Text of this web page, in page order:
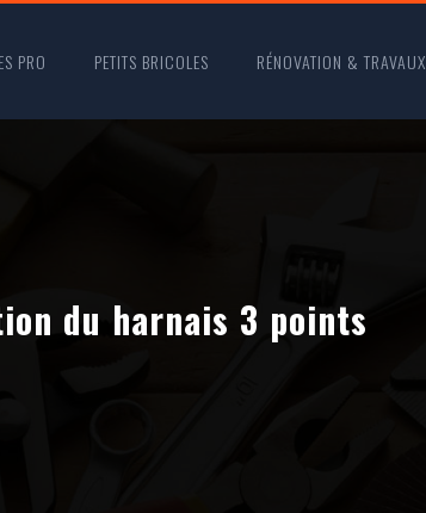
PRO PETITS BRICOLES RÉNOVATION & TRAVAUX
du harnais 3 points